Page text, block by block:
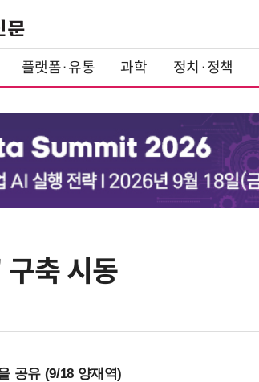
플랫폼·유통 과학 정치·정책
축 시동
공유 (9/18 양재역)